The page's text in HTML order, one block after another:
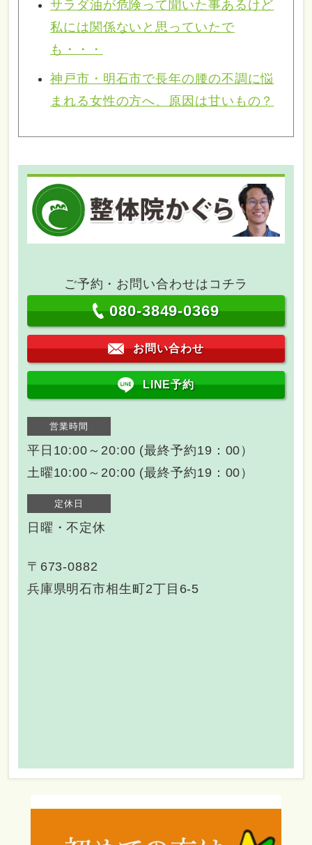
サラダ油が危険って聞いた事あるけど
私には関係ないと思っていたで
も・・・
神戸市・明石市で長年の腰の不調に悩
まれる女性の方へ、原因は甘いもの？
ご予約・お問い合わせはコチラ
080-3849-0369
お問い合わせ
LINE予約
営業時間
平日10:00～20:00 (最終予約19：00）
土曜10:00～20:00 (最終予約19：00）
定休日
日曜・不定休
〒673-0882
兵庫県明石市相生町2丁目6-5